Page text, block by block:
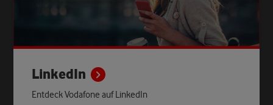
LinkedIn
Entdeck Vodafone auf LinkedIn